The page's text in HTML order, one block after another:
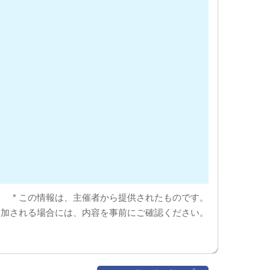
* この情報は、主催者から提供されたものです。
される場合には、内容を事前にご確認ください。